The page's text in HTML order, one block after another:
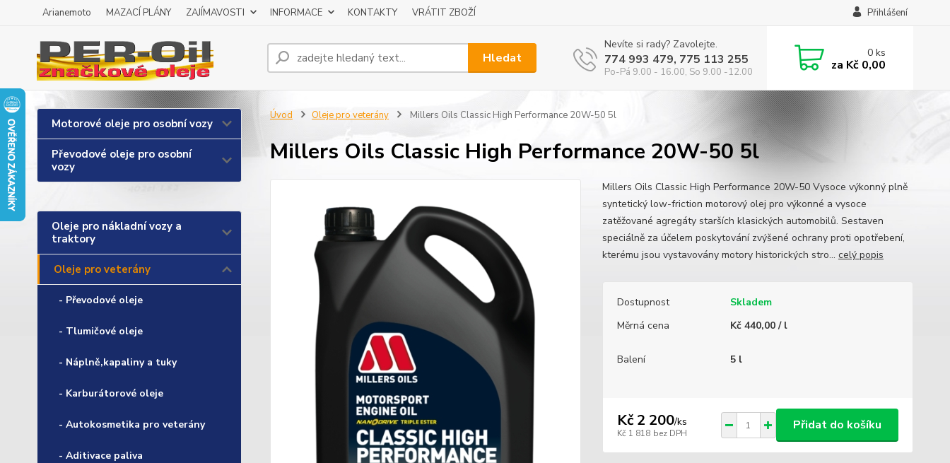
Arianemoto MAZACÍ PLÁNY ZAJÍMAVOSTI INFORMACE KONTAKTY VRÁTIT ZBOŽÍ Přihlášení
Hledat
Nevíte si rady? Zavolejte.
774 993 479, 775 113 255
Po-Pá 9.00 - 16.00, So 9.00 -12.00
0ks
za Kč 0,00
Motorové oleje pro osobní vozy
Převodové oleje pro osobní
vozy
Oleje pro nákladní vozy a
traktory
Oleje pro veterány
- Převodové oleje
- Tlumičové oleje
- Náplně,kapaliny a tuky
- Karburátorové oleje
- Autokosmetika pro veterány
- Aditivace paliva
Úvod Oleje pro veterány Millers Oils Classic High Performance 20W-50 5l
Millers Oils Classic High Performance 20W-50 5l
Millers Oils Classic High Performance 20W-50 Vysoce výkonný plně
syntetický low-friction motorový olej pro výkonné a vysoce
zatěžované agregáty starších klasických automobilů. Sestaven
speciálně za účelem poskytování zvýšené ochrany proti opotřebení,
kterému jsou vystavovány motory historických stro... celý popis
Dostupnost
Skladem
Měrná cena
Kč 440,00 / l
Balení 5 l
Kč 2 200/ks
Kč 1 818 bez DPH
Přidat do košíku